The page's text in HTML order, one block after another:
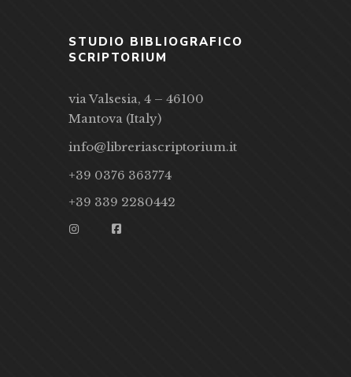
STUDIO BIBLIOGRAFICO
SCRIPTORIUM
via Valsesia, 4 – 46100
Mantova (Italy)
info@libreriascriptorium.it
+39 0376 363774
+39 339 2280442